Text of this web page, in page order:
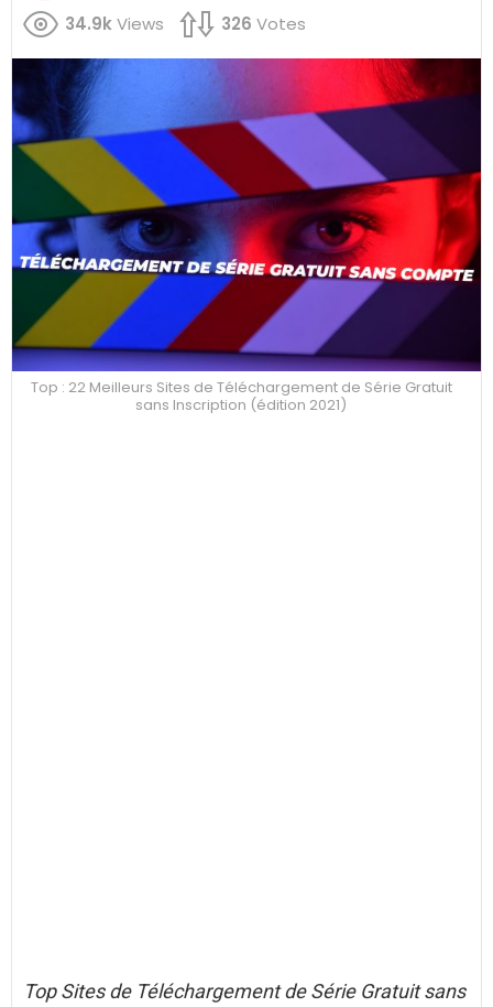
34.9kViews 326 Votes
Top : 22 Meilleurs Sites de Téléchargement de Série Gratuit
sans Inscription (édition 2021)
Top Sites de Téléchargement de Série Gratuit sans